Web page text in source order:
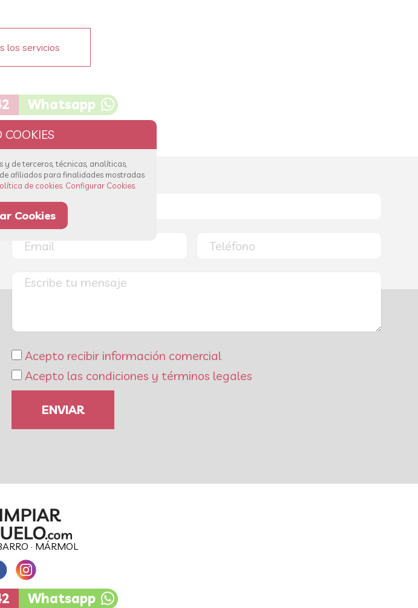
los servicios
Whatsapp
Acepto recibir información comercial
Acepto las condiciones y términos legales
ENVIAR
· MÁRMOL
Whatsapp
y de terceros, técnicas, analíticas,
afiliados para finalidades mostradas
de cookies. Configurar Cookies.
Cookies